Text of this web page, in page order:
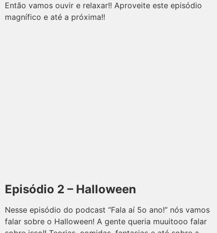
Então vamos ouvir e relaxar!! Aproveite este episódio
magnífico e até a próxima!!
Episódio 2 – Halloween
Nesse episódio do podcast “Fala aí 5o ano!” nós vamos
falar sobre o Halloween! A gente queria muuitooo falar